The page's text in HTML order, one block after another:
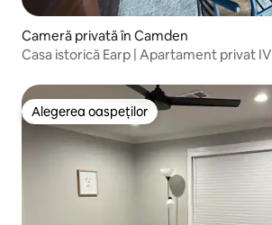
Cameră privată în Camden
Casa istorică Earp | Apartament privat IV
Alegerea oaspeților
Alegerea oaspeților